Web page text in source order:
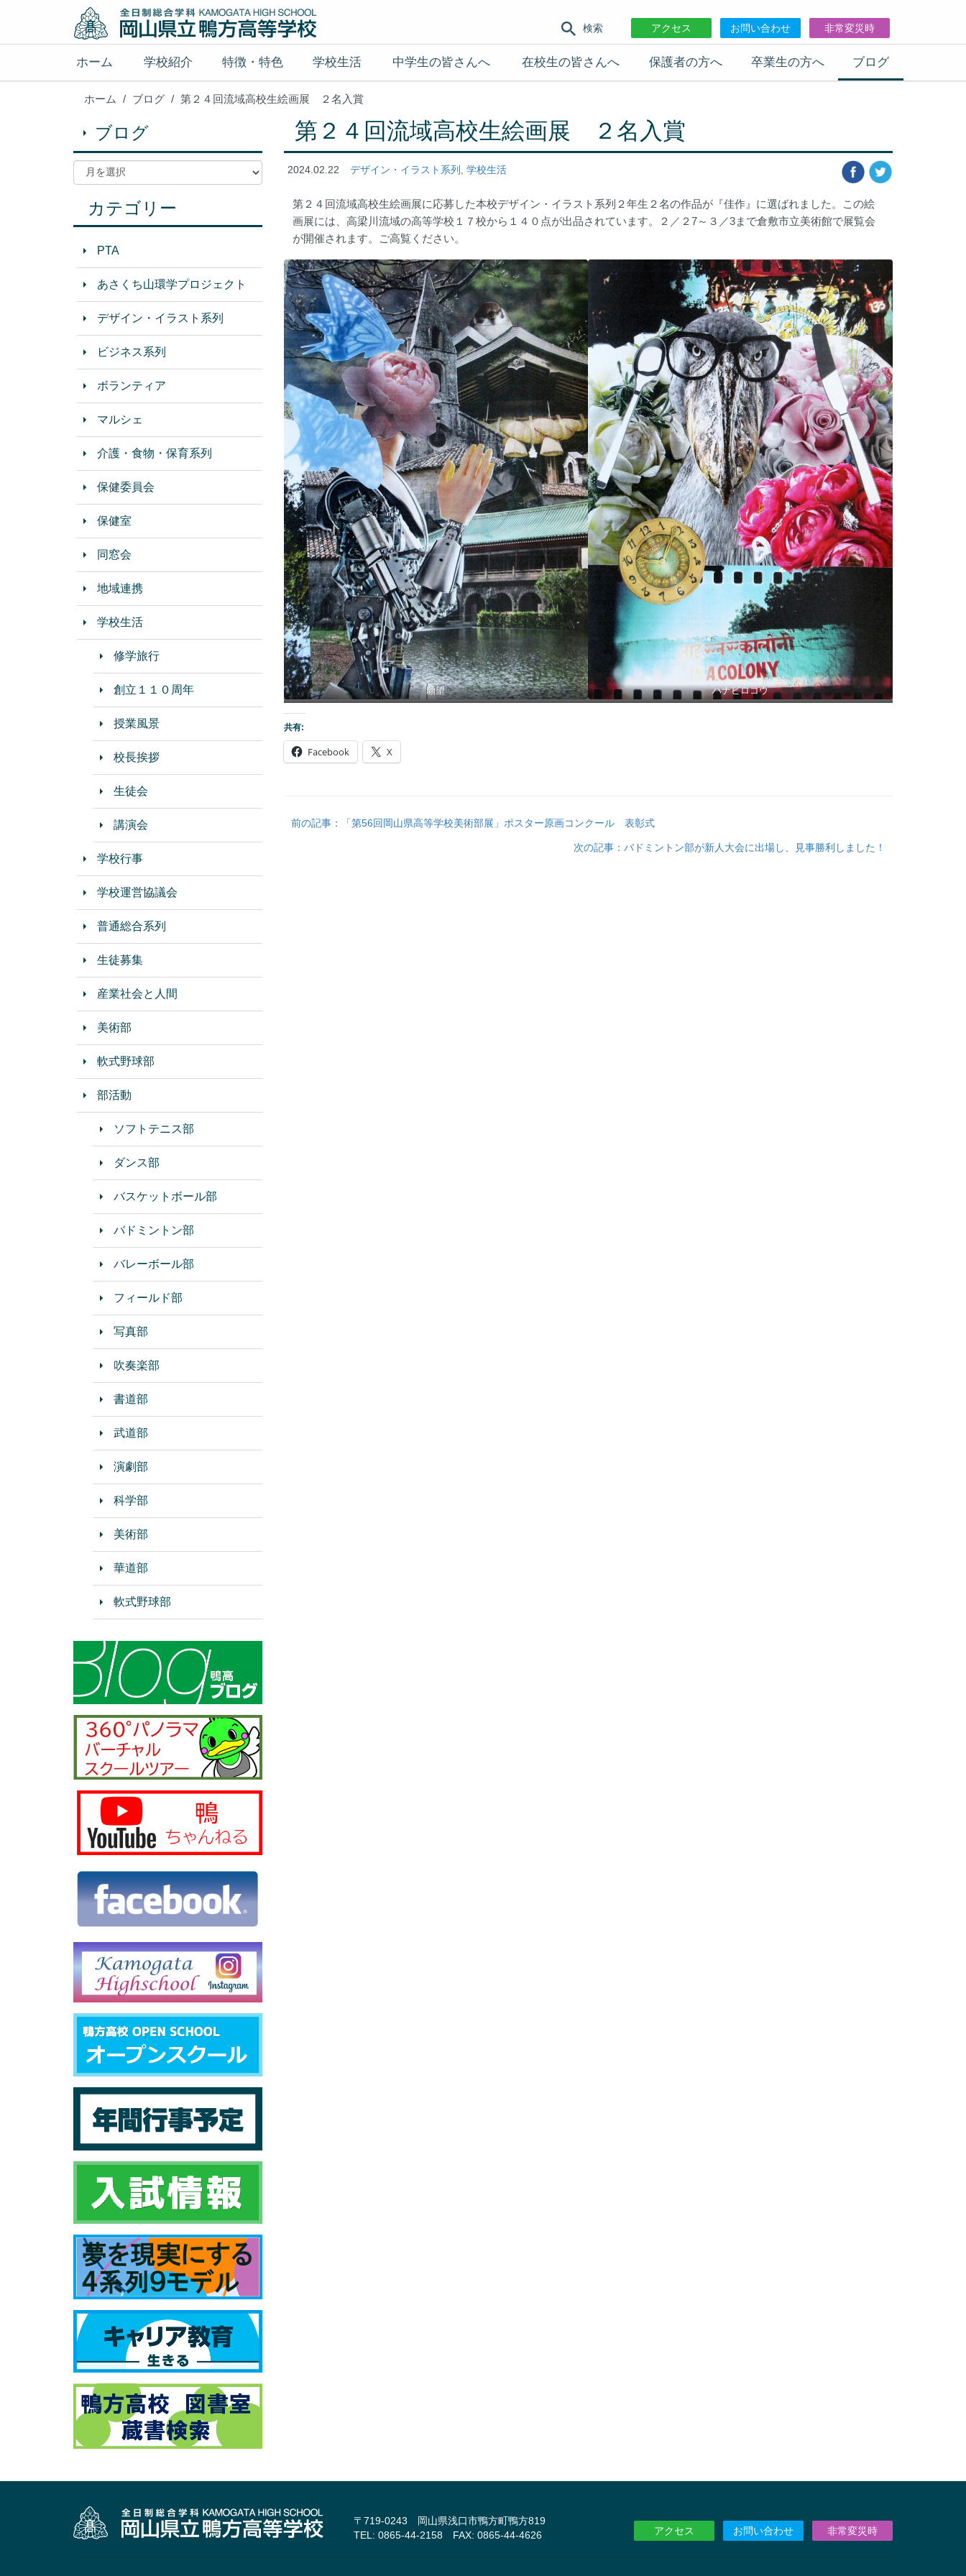
検索 アクセス お問い合わせ 非常変災時
ホーム 学校紹介 特徴・特色 学校生活 中学生の皆さんへ 在校生の皆さんへ 保護者の方へ 卒業生の方へ ブログ
ホーム ブログ 第２４回流域高校生絵画展 ２名入賞
第２４回流域高校生絵画展 ２名入賞
2024.02.22 デザイン・イラスト系列 学校生活
第２４回流域高校生絵画展に応募した本校デザイン・イラスト系列２年生２名の作品が『佳作』に選ばれました。この絵
画展には、高梁川流域の高等学校１７校から１４０点が出品されています。２／２7～３／3まで倉敷市立美術館で展覧会
が開催されます。ご高覧ください。
願望 ハナビロコウ
共有:
Facebook X
前の記事：「第56回岡山県高等学校美術部展」ポスター原画コンクール 表彰式
次の記事：バドミントン部が新人大会に出場し、見事勝利しました！
ブログ
カテゴリー
PTA
あさくち山環学プロジェクト
デザイン・イラスト系列
ビジネス系列
ボランティア
マルシェ
介護・食物・保育系列
保健委員会
保健室
同窓会
地域連携
学校生活
修学旅行
創立１１０周年
授業風景
校長挨拶
生徒会
講演会
学校行事
学校運営協議会
普通総合系列
生徒募集
産業社会と人間
美術部
軟式野球部
部活動
ソフトテニス部
ダンス部
バスケットボール部
バドミントン部
バレーボール部
フィールド部
写真部
吹奏楽部
書道部
武道部
演劇部
科学部
美術部
華道部
軟式野球部
〒719-0243 岡山県浅口市鴨方町鴨方819
TEL: 0865-44-2158 FAX: 0865-44-4626
アクセス お問い合わせ 非常変災時